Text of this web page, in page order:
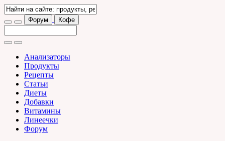
Форум Кофе
Анализаторы
Продукты
Рецепты
Статьи
Диеты
Добавки
Витамины
Линеечки
Форум